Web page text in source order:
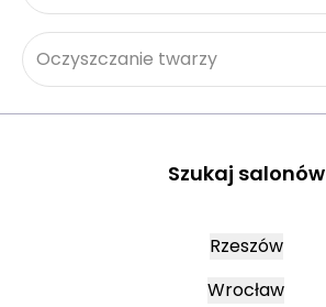
Oczyszczanie twarzy
Szukaj salonów
Rzeszów
Wrocław